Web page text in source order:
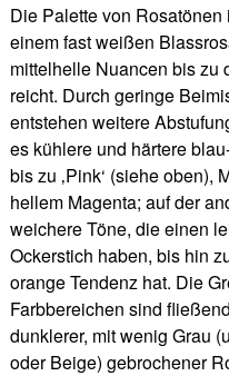
Die Palette von
einem fast weißen
mittelhelle Nuancen bis zu
reicht. Durch geringe
entstehen weitere
es kühlere und härtere
bis zu ‚Pink‘ (siehe oben),
hellem Magenta; auf der
weichere Töne, die einen
Ockerstich haben, bis hin
orange Tendenz hat. Die
Farbbereichen sind
dunklerer, mit wenig Grau
oder Beige) gebrochener